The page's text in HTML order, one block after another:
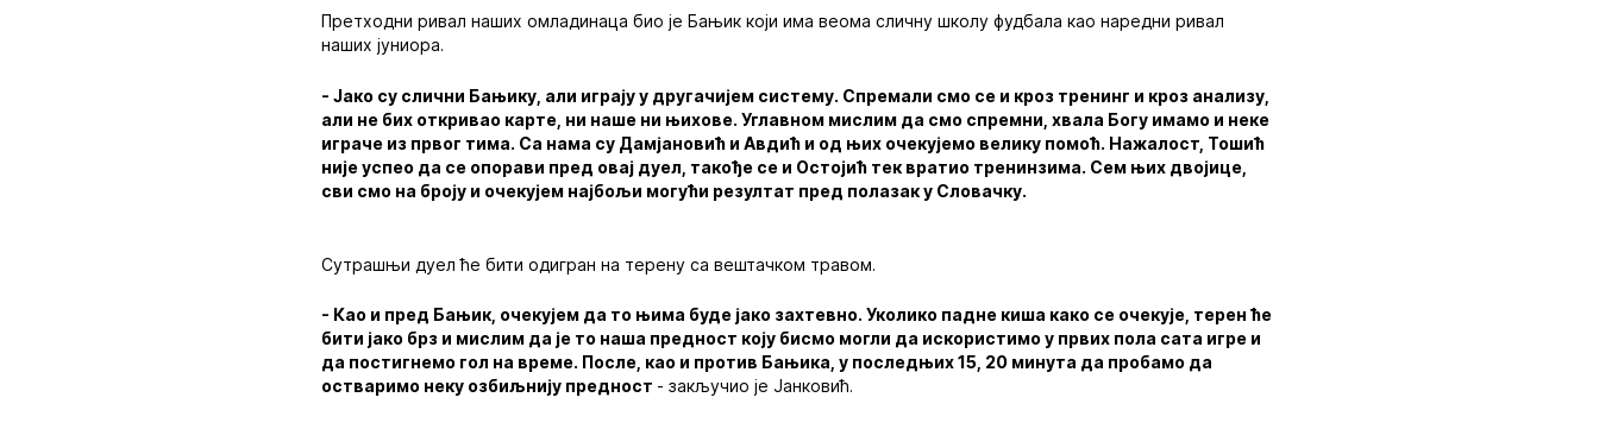
Претходни ривал наших омладинаца био је Бањик који има веома сличну школу фудбала као наредни ривал
наших јуниора.
- Јако су слични Бањику, али играју у другачијем систему. Спремали смо се и кроз тренинг и кроз анализу,
али не бих откривао карте, ни наше ни њихове. Углавном мислим да смо спремни, хвала Богу имамо и неке
играче из првог тима. Са нама су Дамјановић и Авдић и од њих очекујемо велику помоћ. Нажалост, Тошић
није успео да се опорави пред овај дуел, такође се и Остојић тек вратио тренинзима. Сем њих двојице,
сви смо на броју и очекујем најбољи могући резултат пред полазак у Словачку.
Сутрашњи дуел ће бити одигран на терену са вештачком травом.
- Као и пред Бањик, очекујем да то њима буде јако захтевно. Уколико падне киша како се очекује, терен ће
бити јако брз и мислим да је то наша предност коју бисмо могли да искористимо у првих пола сата игре и
да постигнемо гол на време. После, као и против Бањика, у последњих 15, 20 минута да пробамо да
остваримо неку озбиљнију предност - закључио је Јанковић.